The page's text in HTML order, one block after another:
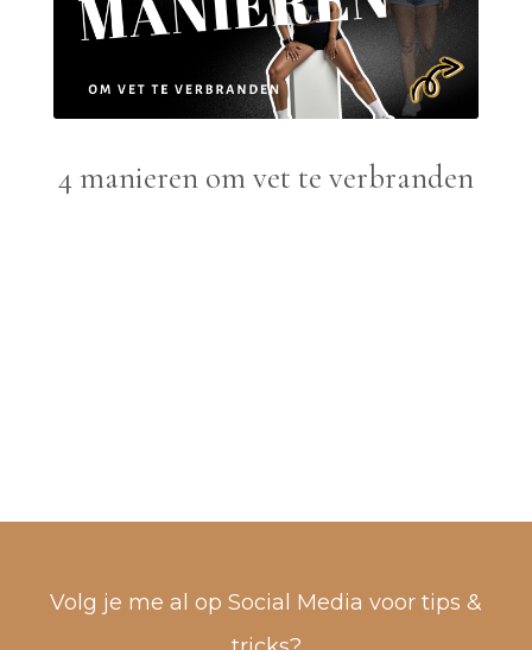
4 manieren om vet te verbranden
Volg je me al op Social Media voor tips &